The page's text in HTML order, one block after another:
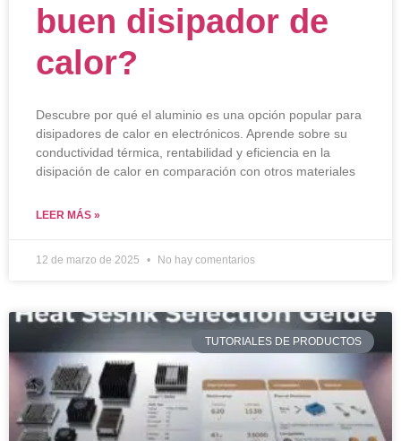
buen disipador de
calor?
Descubre por qué el aluminio es una opción popular para
disipadores de calor en electrónicos. Aprende sobre su
conductividad térmica, rentabilidad y eficiencia en la
disipación de calor en comparación con otros materiales
LEER MÁS »
12 de marzo de 2025 No hay comentarios
TUTORIALES DE PRODUCTOS